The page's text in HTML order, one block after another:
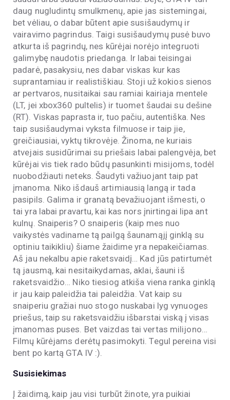
daug nugludintų smulkmenų, apie jas sistemingai,
bet vėliau, o dabar būtent apie susišaudymų ir
vairavimo pagrindus. Taigi susišaudymų pusė buvo
atkurta iš pagrindų, nes kūrėjai norėjo integruoti
galimybę naudotis priedanga. Ir labai teisingai
padarė, pasakysiu, nes dabar viskas kur kas
suprantamiau ir realistiškiau. Stoji už kokios sienos
ar pertvaros, nusitaikai sau ramiai kairiaja mentele
(LT, jei xbox360 pultelis) ir tuomet šaudai su dešine
(RT). Viskas paprasta ir, tuo pačiu, autentiška. Nes
taip susišaudymai vyksta filmuose ir taip jie,
greičiausiai, vyktų tikrovėje. Žinoma, ne kuriais
atvejais susidūrimai su priešais labai palengvėja, bet
kūrėjai vis tiek rado būdų pasunkinti misijoms, todėl
nuobodžiauti neteks. Šaudyti važiuojant taip pat
įmanoma. Niko išdauš artimiausią langą ir tada
pasipils. Galima ir granatą bevažiuojant išmesti, o
tai yra labai pravartu, kai kas nors įnirtingai lipa ant
kulnų. Snaiperis? O snaiperis (kaip mes nuo
vaikystės vadiname tą pailgą šaunamąjį ginklą su
optiniu taikikliu) šiame žaidime yra nepakeičiamas.
Aš jau nekalbu apie raketsvaidį… Kad jūs patirtumėt
tą jausmą, kai nesitaikydamas, aklai, šauni iš
raketsvaidžio… Niko tiesiog atkiša viena ranka ginklą
ir jau kaip paleidžia tai paleidžia. Vat kaip su
snaiperiu gražiai nuo stogo nuskabai lyg vynuoges
priešus, taip su raketsvaidžiu išbarstai viską į visas
įmanomas puses. Bet vaizdas tai vertas milijono…
Filmų kūrėjams derėtų pasimokyti. Tegul pereina visi
bent po kartą GTA IV :).
Susisiekimas
Į žaidimą, kaip jau visi turbūt žinote, yra puikiai